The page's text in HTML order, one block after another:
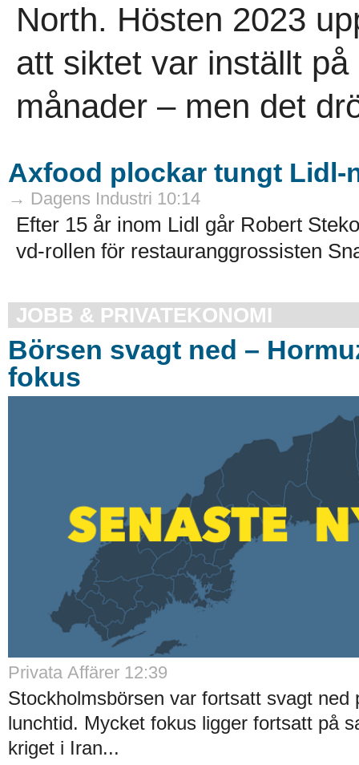
North. Hösten 2023
att siktet var inställt
månader – men det
Axfood plockar tungt Lidl-
→ Dagens Industri 10:14
Efter 15 år inom Lidl går Robert
vd-rollen för restauranggrossisten
JOBB & PRIVATEKONOMI
Börsen svagt ned –
fokus
Privata Affärer 12:39
Stockholmsbörsen var fortsatt svagt ned
lunchtid. Mycket fokus ligger fortsatt på
kriget i Iran...